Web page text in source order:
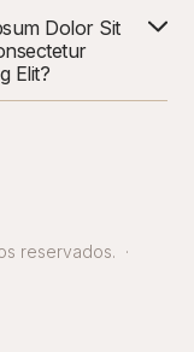
Dolor Sit
Elit?
reservados. ·